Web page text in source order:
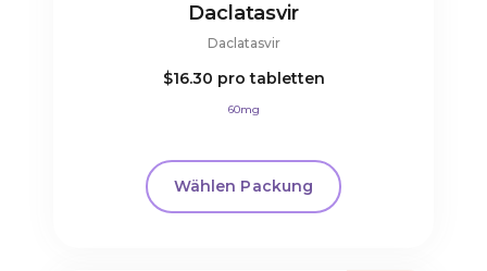
Daclatasvir
Daclatasvir
$16.30 pro tabletten
60mg
Wählen Packung